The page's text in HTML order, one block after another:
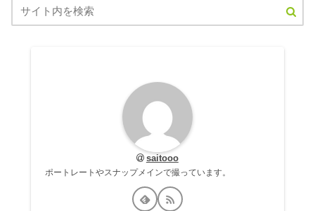
saitooo
ポートレートやスナップメインで撮っています。